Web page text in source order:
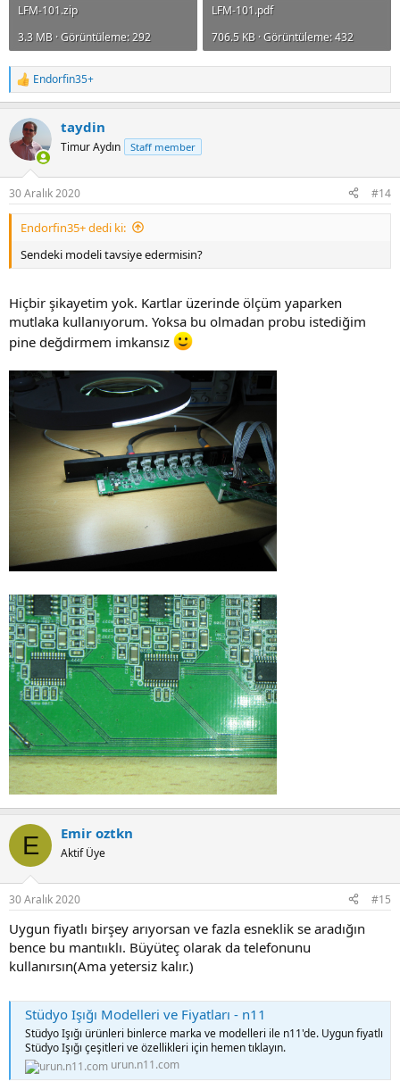
LFM-101.zip
3.3 MB · Görüntüleme: 292
LFM-101.pdf
706.5 KB · Görüntüleme: 432
R
e
c
t
i
s
:
Endorfin35+
taydin
Timur Aydın Staff member
30 Aralık 2020 #14
Endorfin35+ dedi ki:
Sendeki modeli tavsiye edermisin?
Hiçbir şikayetim yok. Kartlar üzerinde ölçüm yaparken
mutlaka kullanıyorum. Yoksa bu olmadan probu istediğim
pine değdirmem imkansız
E Emir oztkn
Aktif Üye
30 Aralık 2020 #15
Uygun fiyatlı birşey arıyorsan ve fazla esneklik se aradığın
bence bu mantııklı. Büyüteç olarak da telefonunu
kullanırsın(Ama yetersiz kalır.)
Stüdyo Işığı Modelleri ve Fiyatları - n11
Stüdyo Işığı ürünleri binlerce marka ve modelleri ile n11'de. Uygun fiyatlı
Stüdyo Işığı çeşitleri ve özellikleri için hemen tıklayın.
urun.n11.com